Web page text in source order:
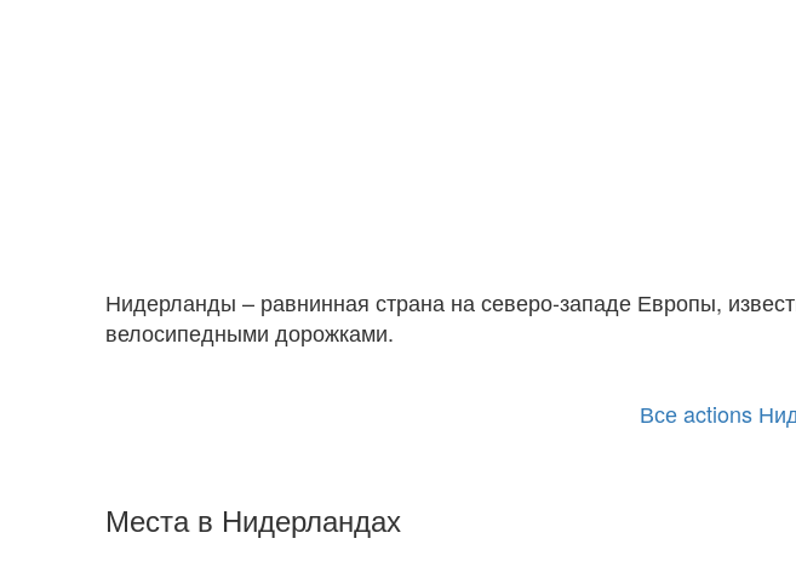
Нидерланды – равнинная страна на северо-западе Европы,
велосипедными дорожками.
Все actions
Места в Нидерландах